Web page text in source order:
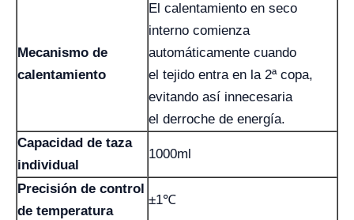
Mecanismo de
calentamiento
El calentamiento en seco
interno comienza
automáticamente cuando
el tejido entra en la 2ª copa,
evitando así innecesaria
el derroche de energía.
Capacidad de taza
individual
1000ml
Precisión de control
de temperatura
±1℃